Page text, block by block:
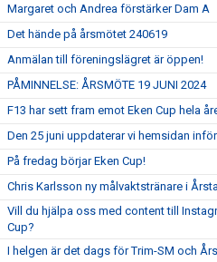
Margaret och Andrea förstärker Dam A
Det hände på årsmötet 240619
Anmälan till föreningslägret är öppen!
PÅMINNELSE: ÅRSMÖTE 19 JUNI 2024
F13 har sett fram emot Eken Cup hela
Den 25 juni uppdaterar vi hemsidan
På fredag börjar Eken Cup!
Chris Karlsson ny målvaktstränare i Årsta
Vill du hjälpa oss med content till
Cup?
I helgen är det dags för Trim-SM och